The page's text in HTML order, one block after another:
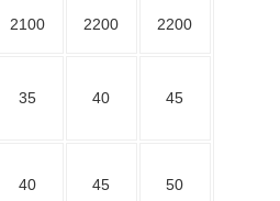
2100 2200 2200
35 40 45
40 45 50